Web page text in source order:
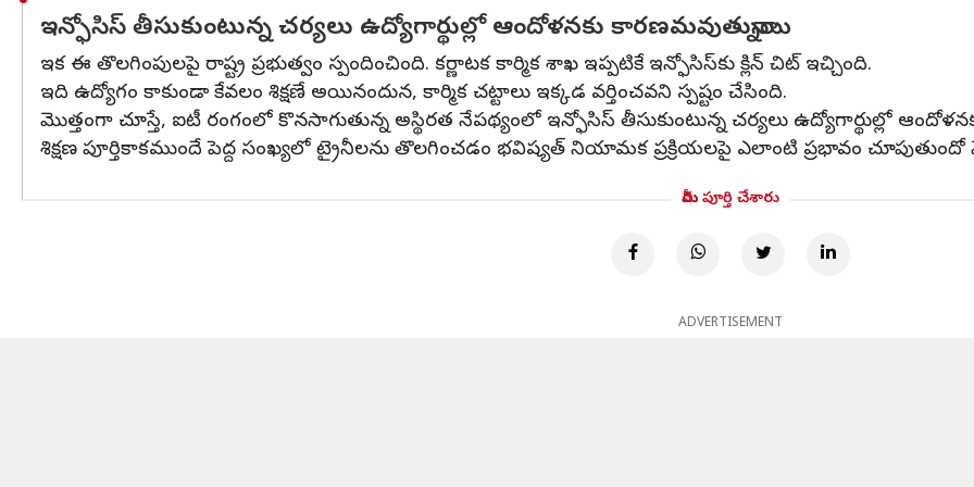
ఇన్ఫోసిస్ తీసుకుంటున్న చర్యలు ఉద్యోగార్థుల్లో ఆందోళనకు కారణమవుతున్నాయి
ఇక ఈ తొలగింపులపై రాష్ట్ర ప్రభుత్వం స్పందించింది. కర్ణాటక కార్మిక శాఖ ఇప్పటికే ఇన్ఫోసిస్‌కు క్లిన్ చిట్ ఇచ్చింది.
ఇది ఉద్యోగం కాకుండా కేవలం శిక్షణే అయినందున, కార్మిక చట్టాలు ఇక్కడ వర్తించవని స్పష్టం చేసింది.
మొత్తంగా చూస్తే, ఐటీ రంగంలో కొనసాగుతున్న అస్థిరత నేపథ్యంలో ఇన్ఫోసిస్ తీసుకుంటున్న చర్యలు ఉద్యోగార్థుల్లో
శిక్షణ పూర్తికాకముందే పెద్ద సంఖ్యలో ట్రైనీలను తొలగించడం భవిష్యత్ నియామక ప్రక్రియలపై ఎలాంటి ప్రభావం
మీరు పూర్తి చేశారు
ADVERTISEMENT